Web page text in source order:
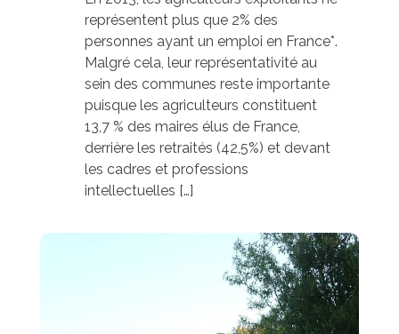
représentent plus que 2% des
personnes ayant un emploi en France*.
Malgré cela, leur représentativité au
sein des communes reste importante
puisque les agriculteurs constituent
13,7 % des maires élus de France,
derrière les retraités (42,5%) et devant
les cadres et professions
intellectuelles […]